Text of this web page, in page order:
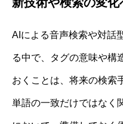
AIによる音声検索や対話
る中で、タグの意味や構
おくことは、将来の検索
単語の一致だけではなく